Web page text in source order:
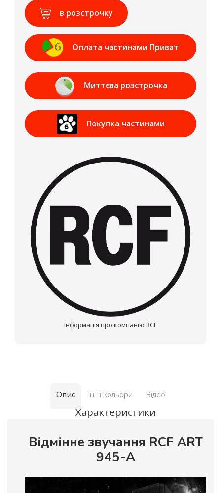
в розстрочку
Оплата частинами Приват
Банк
Миттєва розстрочка
Приват Банк
Покупка частинами
Інформація про компанію RCF
Опис Інші кольори Відео
Характеристики
Відмінне звучання RCF ART
945-A